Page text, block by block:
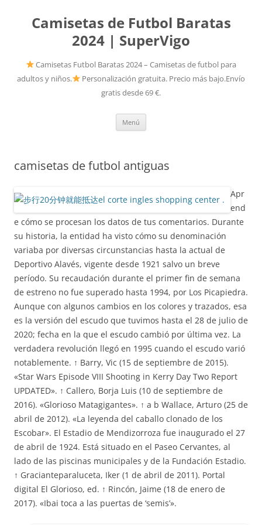
Camisetas de Futbol Baratas
2024 | SuperVigo
Camisetas Futbol Baratas 2024 – Camisetas de futbol para
adultos y niños.
Personalización gratuita. Precio más bajo.Envío
gratis desde 69 €.
Menú
camisetas de futbol antiguas
Apr
end
e cómo se procesan los datos de tus comentarios. Durante
su historia, la entidad ha visto cómo su denominación
variaba por diversas circunstancias hasta la actual de
Deportivo Alavés, vigente desde 1921 salvo un breve
período. Su recaudación durante el primer fin de semana
de estreno no fue superado hasta 1994, por Los Picapiedra.
Aunque con algunos cambios en los colores y trazados, esa
es la versión del escudo que tuvimos hasta el 28 de julio de
2020; fecha en la que el escudo cambió por última vez. La
verdadera revolución llegó en 1995 cuando el escudo varió
notablemente. ↑ Barry, Vic (15 de septiembre de 2015).
«Star Wars Episode VIII Shooting in Kerry Day Two Report
UPDATED». ↑ Callero, Borja Luis (10 de septiembre de
2016). «Glorioso Matagigantes». ↑ a b Wallace, Arturo (25 de
abril de 2012). «La leyenda del caballo clonado de los
Escobar». El Estadio de Mendizorroza fue inaugurado el 27
de abril de 1924. Está situado en el Paseo Cervantes, al
lado de las piscinas municipales y de la Fundación Estadio.
↑ Gracianteparaluceta, Iker (1 de abril de 2011). Portal
digital El Glorioso, ed. ↑ Rincón, Jaime (18 de enero de
2017). «Ibai toca a las puertas de ‘semis’».